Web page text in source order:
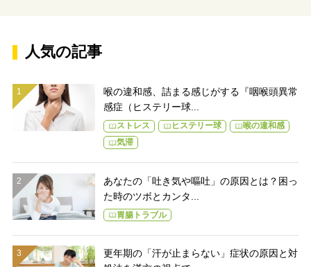
人気の記事
喉の違和感、詰まる感じがする『咽喉頭異常
感症（ヒステリー球...
ストレス ヒステリー球
喉の違和感
気滞
あなたの「吐き気や嘔吐」の原因とは？困っ
た時のツボとカンタ...
胃腸トラブル
更年期の「汗が止まらない」症状の原因と対